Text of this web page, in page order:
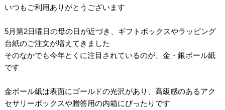
いつもご利用ありがとうございます
5月第2日曜日の母の日が近づき、ギフトボックスやラッピング
台紙のご注文が増えてきました
そのなかでも今年とくに注目されているのが、金・銀ボール紙
です
金ボール紙は表面にゴールドの光沢があり、高級感のあるアク
セサリーボックスや贈答用の内箱にぴったりです